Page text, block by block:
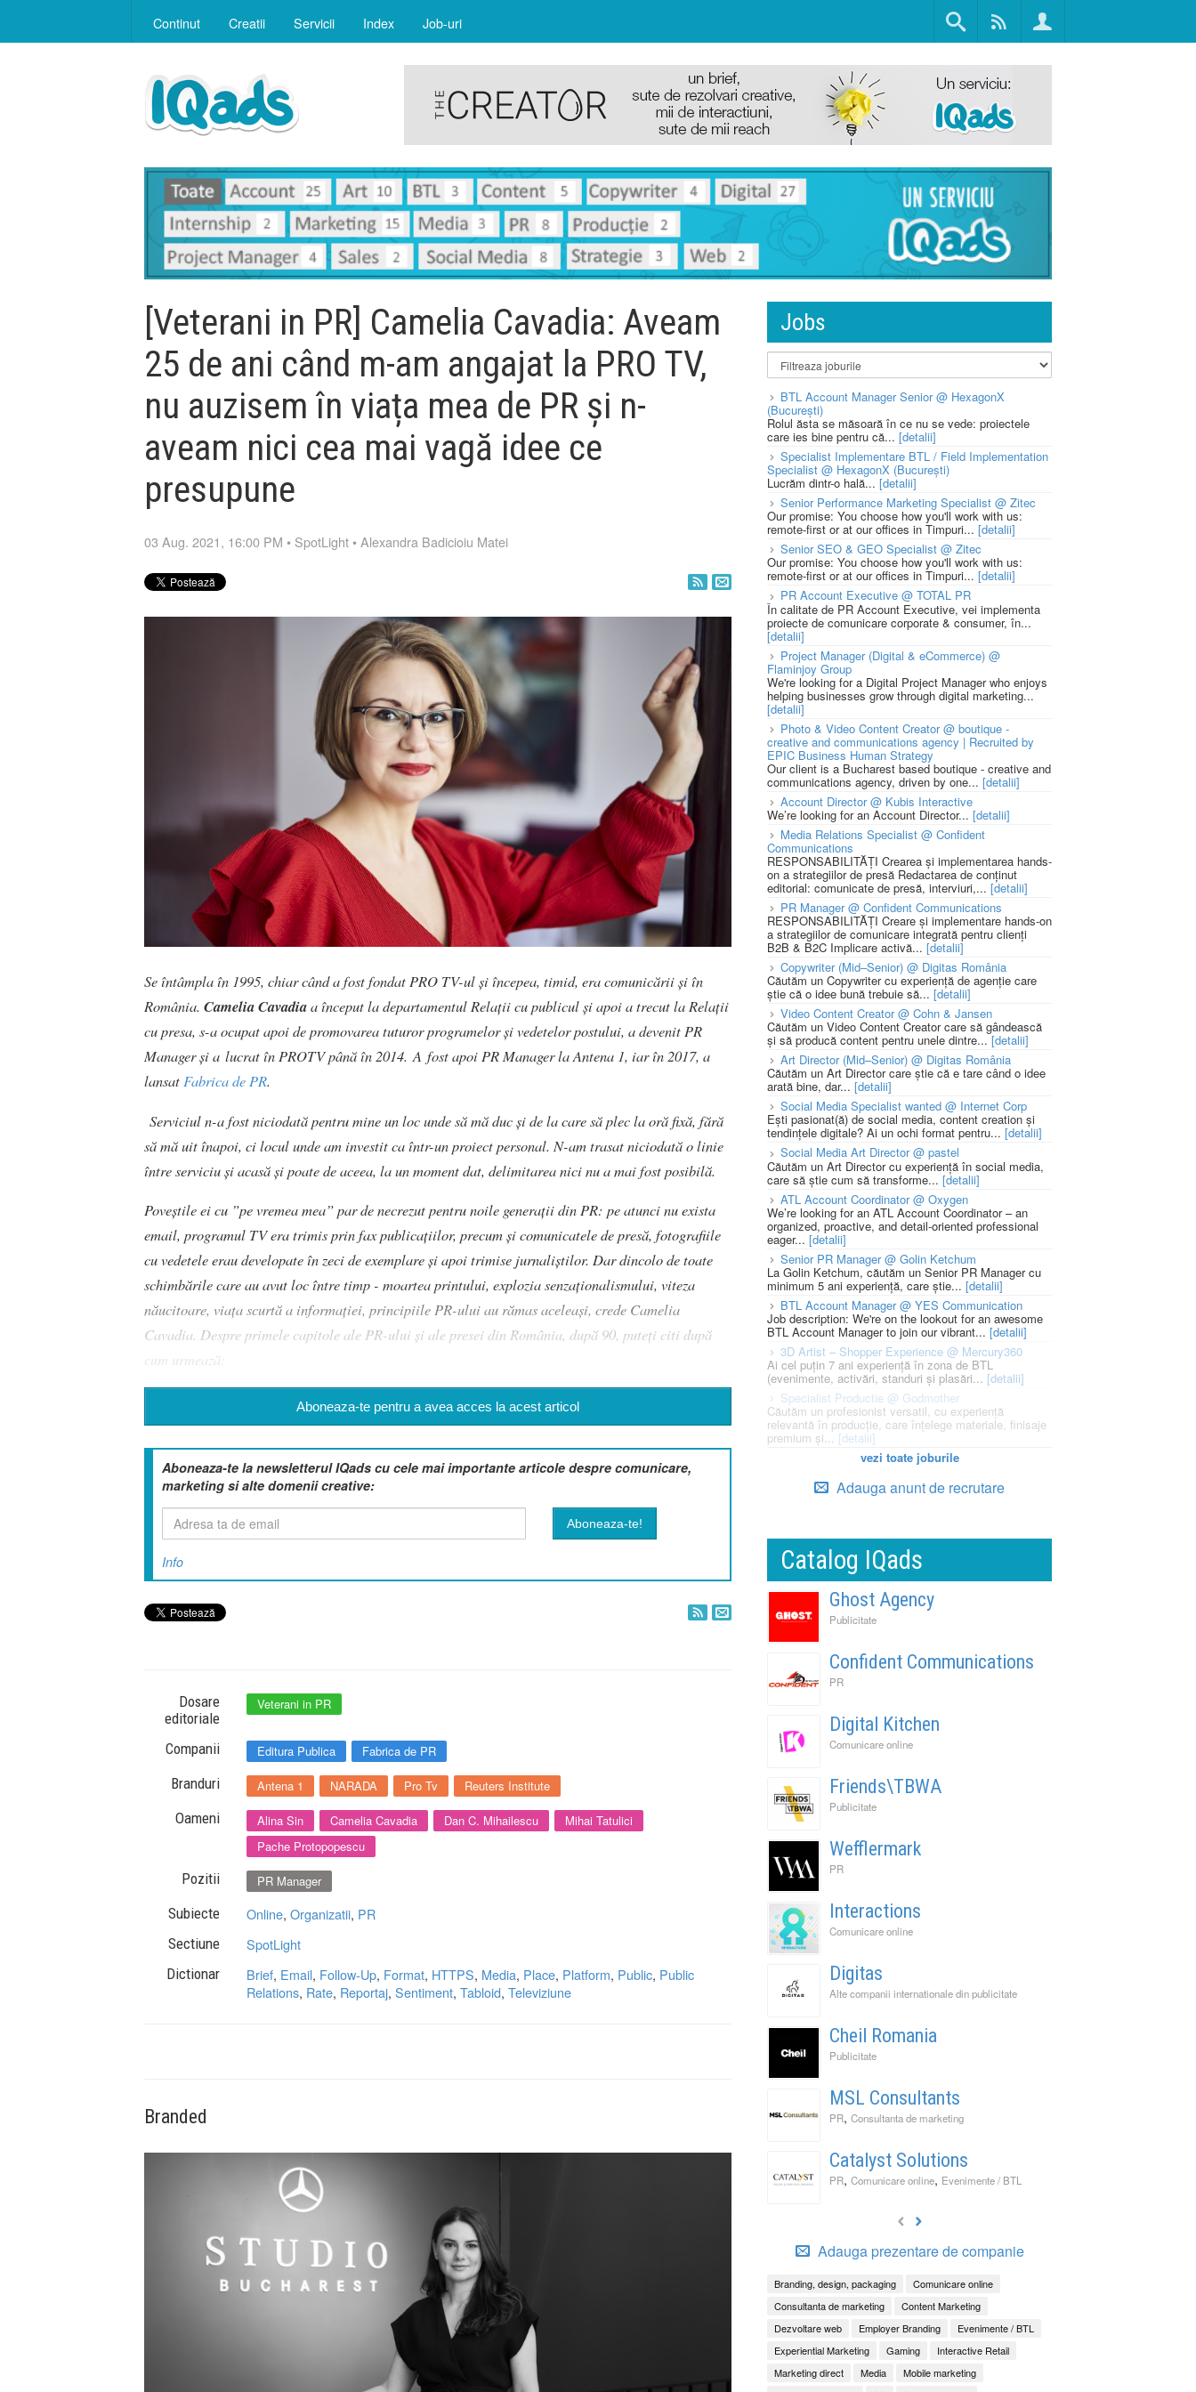
Continut Creatii Servicii Index Job-uri
[Veterani in PR] Camelia Cavadia: Aveam
25 de ani când m-am angajat la PRO TV,
nu auzisem în viața mea de PR și n-
aveam nici cea mai vagă idee ce
presupune
03 Aug. 2021, 16:00 PM • SpotLight •Alexandra Badicioiu Matei
Se întâmpla în 1995, chiar când a fost fondat PRO TV-ul și începea, timid, era comunicării și în
România. Camelia Cavadiaa început la departamentul Relații cu publicul și apoi a trecut la Relații
cu presa, s-a ocupat apoi de promovarea tuturor programelor și vedetelor postului, a devenit PR
Manager și a lucrat în PROTV până în 2014. A fost apoi PR Manager la Antena 1, iar în 2017, a
lansat Fabrica de PR.
Serviciul n-a fost niciodată pentru mine un loc unde să mă duc și de la care să plec la oră fixă, fără
să mă uit înapoi, ci locul unde am investit ca într-un proiect personal. N-am trasat niciodată o linie
între serviciu și acasă și poate de aceea, la un moment dat, delimitarea nici nu a mai fost posibilă.
Poveștile ei cu ”pe vremea mea” par de necrezut pentru noile generații din PR: pe atunci nu exista
email, programul TV era trimis prin fax publicațiilor, precum și comunicatele de presă, fotografiile
cu vedetele erau developate în zeci de exemplare și apoi trimise jurnaliștilor. Dar dincolo de toate
schimbările care au avut loc între timp - moartea printului, explozia senzaționalismului, viteza
năucitoare, viața scurtă a informației, principiile PR-ului au rămas aceleași, crede Camelia
Cavadia. Despre primele capitole ale PR-ului și ale presei din România, după 90, puteți citi după
cum urmează:
Aboneaza-te pentru a avea acces la acest articol
Aboneaza-te la newsletterul IQads cu cele mai importante articole despre comunicare,
marketing si alte domenii creative:
Info
Dosare
editoriale
Veterani in PR
Companii Editura Publica Fabrica de PR
Branduri Antena 1 NARADA Pro Tv Reuters Institute
Oameni Alina Sin Camelia Cavadia Dan C. Mihailescu
Mihai Tatulici
Pache Protopopescu
Pozitii PR Manager
Subiecte Online, Organizatii, PR
Sectiune SpotLight
Dictionar Brief, Email, Follow-Up, Format, HTTPS, Media, Place, Platform, Public, Public
Relations, Rate, Reportaj, Sentiment, Tabloid, Televiziune
Branded
Jobs
BTL Account Manager Senior @ HexagonX
(București)
Rolul ăsta se măsoară în ce nu se vede: proiectele
care ies bine pentru că... [detalii]
Specialist Implementare BTL / Field Implementation
Specialist @ HexagonX (București)
Lucrăm dintr-o hală... [detalii]
Senior Performance Marketing Specialist @ Zitec
Our promise: You choose how you'll work with us:
remote-first or at our offices in Timpuri... [detalii]
Senior SEO & GEO Specialist @ Zitec
Our promise: You choose how you'll work with us:
remote-first or at our offices in Timpuri... [detalii]
PR Account Executive @ TOTAL PR
În calitate de PR Account Executive, vei implementa
proiecte de comunicare corporate & consumer, în...
[detalii]
Project Manager (Digital & eCommerce) @
Flaminjoy Group
We're looking for a Digital Project Manager who enjoys
helping businesses grow through digital marketing...
[detalii]
Photo & Video Content Creator @ boutique -
creative and communications agency | Recruited by
EPIC Business Human Strategy
Our client is a Bucharest based boutique - creative and
communications agency, driven by one... [detalii]
Account Director @ Kubis Interactive
We’re looking for an Account Director... [detalii]
Media Relations Specialist @ Confident
Communications
RESPONSABILITĂȚI Crearea și implementarea hands-
on a strategiilor de presă Redactarea de conținut
editorial: comunicate de presă, interviuri,... [detalii]
PR Manager @ Confident Communications
RESPONSABILITĂȚI Creare și implementare hands-on
a strategiilor de comunicare integrată pentru clienți
B2B & B2C Implicare activă... [detalii]
Copywriter (Mid–Senior) @ Digitas România
Căutăm un Copywriter cu experiență de agenție care
știe că o idee bună trebuie să... [detalii]
Video Content Creator @ Cohn & Jansen
Căutăm un Video Content Creator care să gândească
și să producă content pentru unele dintre... [detalii]
Art Director (Mid–Senior) @ Digitas România
Căutăm un Art Director care știe că e tare când o idee
arată bine, dar... [detalii]
Social Media Specialist wanted @ Internet Corp
Ești pasionat(ă) de social media, content creation și
tendințele digitale? Ai un ochi format pentru... [detalii]
Social Media Art Director @ pastel
Căutăm un Art Director cu experiență în social media,
care să știe cum să transforme... [detalii]
ATL Account Coordinator @ Oxygen
We’re looking for an ATL Account Coordinator – an
organized, proactive, and detail-oriented professional
eager... [detalii]
Senior PR Manager @ Golin Ketchum
La Golin Ketchum, căutăm un Senior PR Manager cu
minimum 5 ani experiență, care știe... [detalii]
BTL Account Manager @ YES Communication
Job description: We're on the lookout for an awesome
BTL Account Manager to join our vibrant... [detalii]
3D Artist – Shopper Experience @ Mercury360
Ai cel puțin 7 ani experiență în zona de BTL
(evenimente, activări, standuri și plasări... [detalii]
Specialist Productie @ Godmother
Căutăm un profesionist versatil, cu experiență
relevantă în producție, care înțelege materiale, finisaje
premium și... [detalii]
vezi toate joburile
Adauga anunt de recrutare
Catalog IQads
Ghost Agency
Publicitate
Confident Communications
PR
Digital Kitchen
Comunicare online
Friends\TBWA
Publicitate
Wefflermark
PR
Interactions
Comunicare online
Digitas
Alte companii internationale din publicitate
Cheil Romania
Publicitate
MSL Consultants
PR, Consultanta de marketing
Catalyst Solutions
PR, Comunicare online, Evenimente / BTL
Adauga prezentare de companie
Branding, design, packaging
Comunicare online
Consultanta de marketing
Content Marketing
Dezvoltare web
Employer Branding
Evenimente / BTL
Experiential Marketing
Gaming
Interactive Retail
Marketing direct
Media
Mobile marketing